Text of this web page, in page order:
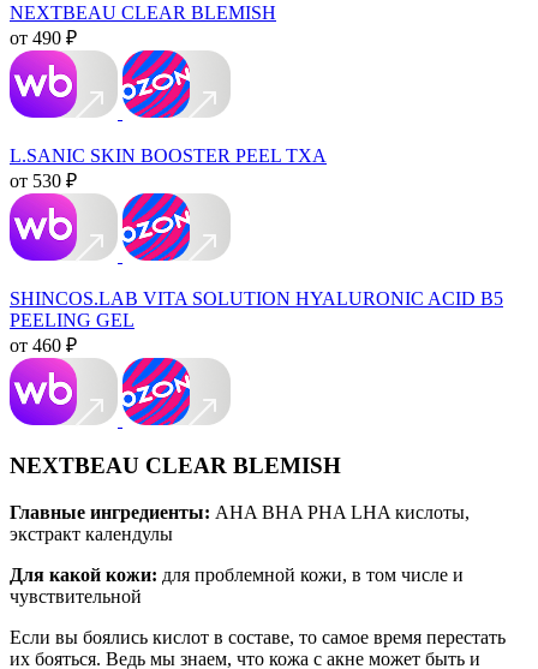
NEXTBEAU CLEAR BLEMISH
от 490 ₽
L.SANIC SKIN BOOSTER PEEL TXA
от 530 ₽
SHINCOS.LAB VITA SOLUTION HYALURONIC ACID B5
PEELING GEL
от 460 ₽
NEXTBEAU CLEAR BLEMISH
Главные ингредиенты: AHA BHA PHA LHA кислоты,
экстракт календулы
Для какой кожи: для проблемной кожи, в том числе и
чувствительной
Если вы боялись кислот в составе, то самое время перестать
их бояться. Ведь мы знаем, что кожа с акне может быть и